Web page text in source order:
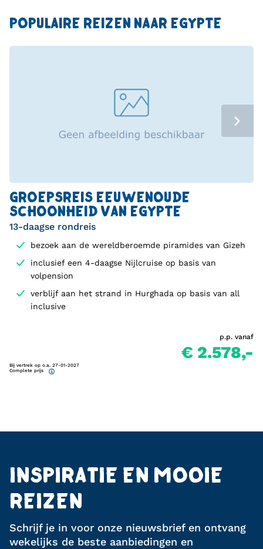
POPULAIRE REIZEN NAAR EGYPTE
GROEPSREIS EEUWENOUDE
SCHOONHEID VAN EGYPTE
13-daagse rondreis
bezoek aan de wereldberoemde piramides van Gizeh
inclusief een 4-daagse Nijlcruise op basis van
volpension
verblijf aan het strand in Hurghada op basis van all
inclusive
Bij vertrek op o.a. 27-01-2027
Complete prijs
p.p. vanaf
€ 2.578,-
INSPIRATIE EN MOOIE
REIZEN
Schrijf je in voor onze nieuwsbrief en ontvang
wekelijks de beste aanbiedingen en